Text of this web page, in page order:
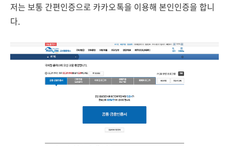
저는 보통 간편인증으로 카카오톡을 이용해 본인인증을 합니
다.